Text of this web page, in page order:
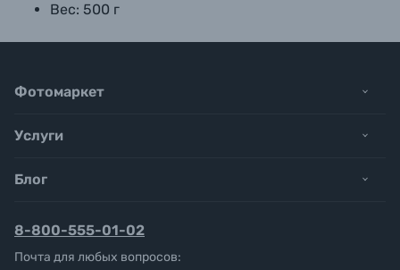
Вес: 500 г
Фотомаркет
Услуги
Блог
8-800-555-01-02
Почта для любых вопросов: